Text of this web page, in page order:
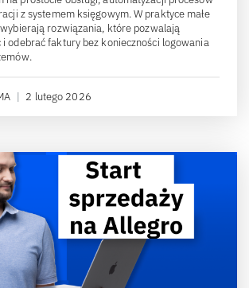
z systemem księgowym. W praktyce małe
rozwiązania, które pozwalają
i odebrać faktury bez konieczności logowania
| 2 lutego 2026